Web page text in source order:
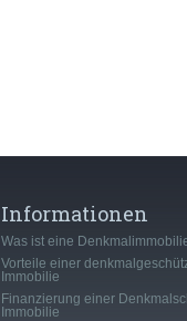
Informationen
Was ist eine
Vorteile einer
Immobilie
Finanzierung einer
Immobilie